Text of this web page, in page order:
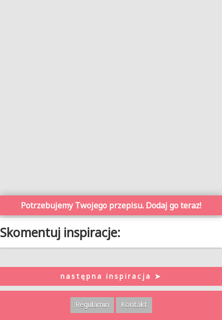
Potrzebujemy Twojego przepisu. Dodaj go teraz!
Skomentuj inspiracje:
następna inspiracja ➤
Regulamin Kontakt